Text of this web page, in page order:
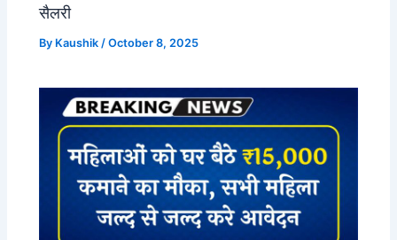
सैलरी
By Kaushik/October 8, 2025